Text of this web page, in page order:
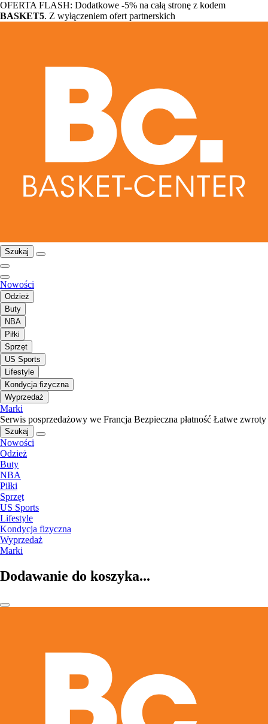
OFERTA FLASH: Dodatkowe -5% na całą stronę z kodem
BASKET5. Z wyłączeniem ofert partnerskich
Szukaj
Nowości
Odzież
Buty
NBA
Piłki
Sprzęt
US Sports
Lifestyle
Kondycja fizyczna
Wyprzedaż
Marki
Serwis posprzedażowy we Francja Bezpieczna płatność Łatwe zwroty
Szukaj
Nowości
Odzież
Buty
NBA
Piłki
Sprzęt
US Sports
Lifestyle
Kondycja fizyczna
Wyprzedaż
Marki
Dodawanie do koszyka...